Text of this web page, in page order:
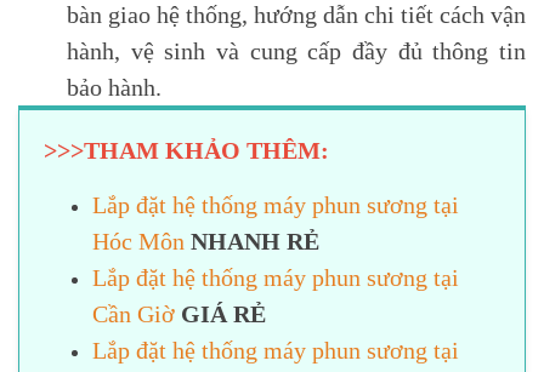
bàn giao hệ thống, hướng dẫn chi tiết cách vận
hành, vệ sinh và cung cấp đầy đủ thông tin
bảo hành.
>>>THAM KHẢO THÊM:
Lắp đặt hệ thống máy phun sương tại
Hóc Môn NHANH RẺ
Lắp đặt hệ thống máy phun sương tại
Cần Giờ GIÁ RẺ
Lắp đặt hệ thống máy phun sương tại